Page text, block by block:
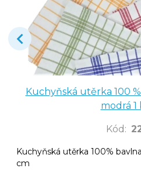
Kuchyňská utěrka 100 % bavlna
modrá 1
Kód :
Kuchyňská utěrka 100%
cm